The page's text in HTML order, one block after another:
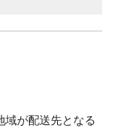
域が配送先となる